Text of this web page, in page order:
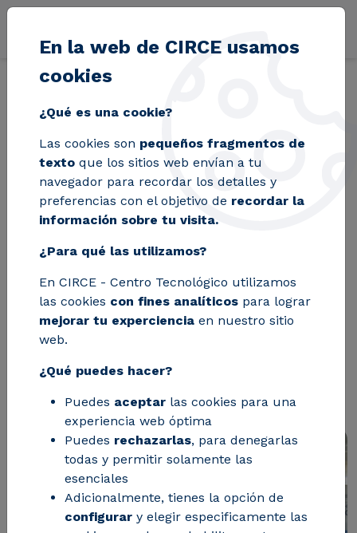
Pasar al contenido principal
Blog Las “electrolineras” del futuro tienen sello
Las “electrolineras”
del futuro tienen
sello español
CIRCE, URBENER, Pronimental y Zoilo
Ríos S.A. han desarrollado en el
proyecto SIRVE un innovador concepto
de estación de carga vehículos
eléctricos
En la web de CIRCE usamos
cookies
¿Qué es una cookie?
Las cookies son pequeños fragmentos de
texto que los sitios web envían a tu
navegador para recordar los detalles y
preferencias con el objetivo de recordar la
información sobre tu visita.
¿Para qué las utilizamos?
En CIRCE - Centro Tecnológico utilizamos
las cookies con fines analíticos para lograr
mejorar tu experciencia en nuestro sitio
web.
¿Qué puedes hacer?
Puedes aceptar las cookies para una
experiencia web óptima
Puedes rechazarlas, para denegarlas
todas y permitir solamente las
esenciales
Adicionalmente, tienes la opción de
configurar y elegir especificamente las